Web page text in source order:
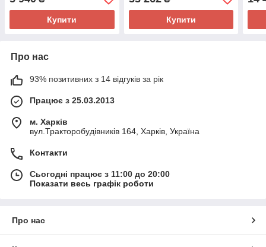
Купити Купити
Про нас
93% позитивних з 14 відгуків за рік
Працює з 25.03.2013
м. Харків
вул.Тракторобудівників 164, Харків, Україна
Контакти
Сьогодні працює з 11:00 до 20:00
Показати весь графік роботи
Про нас